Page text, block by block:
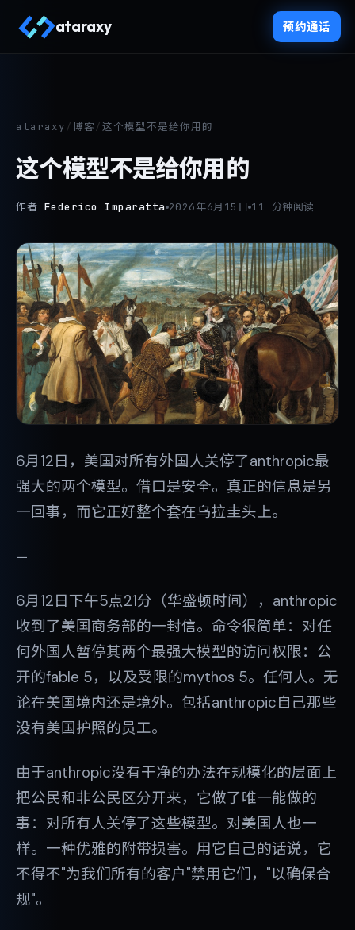
ataraxy 预约通话
ataraxy /博客 /这个模型不是给你用的
这个模型不是给你用的
作者 Federico Imparatta 2026年6月15日 11 分钟阅读
6月12日，美国对所有外国人关停了anthropic最
强大的两个模型。借口是安全。真正的信息是另
一回事，而它正好整个套在乌拉圭头上。
—
6月12日下午5点21分（华盛顿时间），anthropic
收到了美国商务部的一封信。命令很简单：对任
何外国人暂停其两个最强大模型的访问权限：公
开的fable 5，以及受限的mythos 5。任何人。无
论在美国境内还是境外。包括anthropic自己那些
没有美国护照的员工。
由于anthropic没有干净的办法在规模化的层面上
把公民和非公民区分开来，它做了唯一能做的
事：对所有人关停了这些模型。对美国人也一
样。一种优雅的附带损害。用它自己的话说，它
不得不"为我们所有的客户"禁用它们，"以确保合
规"。